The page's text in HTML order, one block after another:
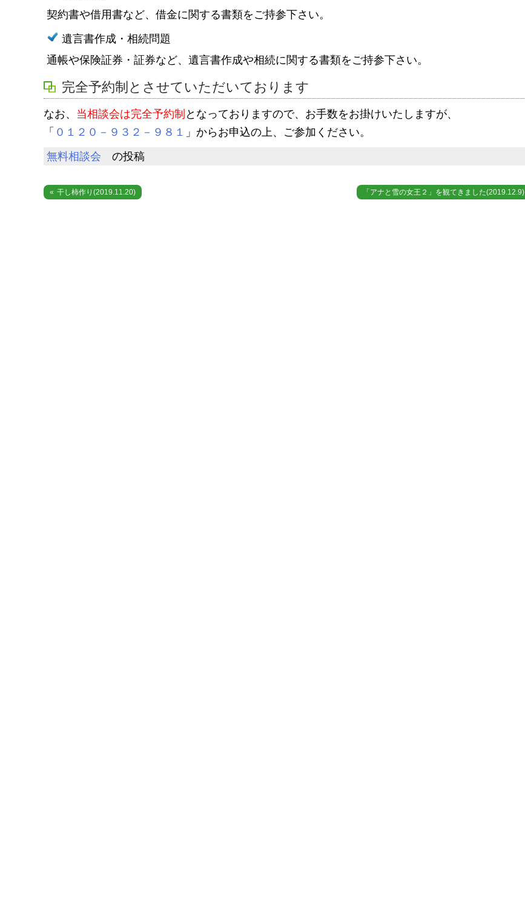
契約書や借用書など、借金に関する書類をご持参下さい。
遺言書作成・相続問題
通帳や保険証券・証券など、遺言書作成や相続に関する書類をご持参下さい。
完全予約制とさせていただいております
なお、 当相談会は完全予約制 となっておりますので、お手数をお掛けいたしますが、
「 ０１２０－９３２－９８１ 」からお申込の上、ご参加ください。
無料相談会 の投稿
投干し柿作り(2019.11.20) 「アナと雪の女王２」を観てきました(2019.12.9)